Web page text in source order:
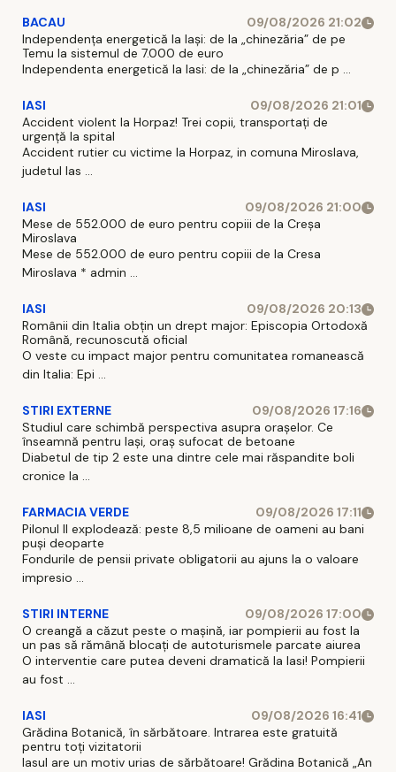
BACAU
09/08/2026 21:02
Independența energetică la Iași: de la „chinezăria” de pe
Temu la sistemul de 7.000 de euro
Independenta energetică la Iasi: de la „chinezăria” de p ...
IASI
09/08/2026 21:01
Accident violent la Horpaz! Trei copii, transportați de
urgență la spital
Accident rutier cu victime la Horpaz, in comuna Miroslava,
judetul Ias ...
IASI
09/08/2026 21:00
Mese de 552.000 de euro pentru copiii de la Creșa
Miroslava
Mese de 552.000 de euro pentru copiii de la Cresa
Miroslava * admin ...
IASI
09/08/2026 20:13
Românii din Italia obțin un drept major: Episcopia Ortodoxă
Română, recunoscută oficial
O veste cu impact major pentru comunitatea romanească
din Italia: Epi ...
STIRI EXTERNE
09/08/2026 17:16
Studiul care schimbă perspectiva asupra orașelor. Ce
înseamnă pentru Iași, oraș sufocat de betoane
Diabetul de tip 2 este una dintre cele mai răspandite boli
cronice la ...
FARMACIA VERDE
09/08/2026 17:11
Pilonul II explodează: peste 8,5 milioane de oameni au bani
puși deoparte
Fondurile de pensii private obligatorii au ajuns la o valoare
impresio ...
STIRI INTERNE
09/08/2026 17:00
O creangă a căzut peste o mașină, iar pompierii au fost la
un pas să rămână blocați de autoturismele parcate aiurea
O interventie care putea deveni dramatică la Iasi! Pompierii
au fost ...
IASI
09/08/2026 16:41
Grădina Botanică, în sărbătoare. Intrarea este gratuită
pentru toți vizitatorii
Iasul are un motiv urias de sărbătoare! Grădina Botanică „An